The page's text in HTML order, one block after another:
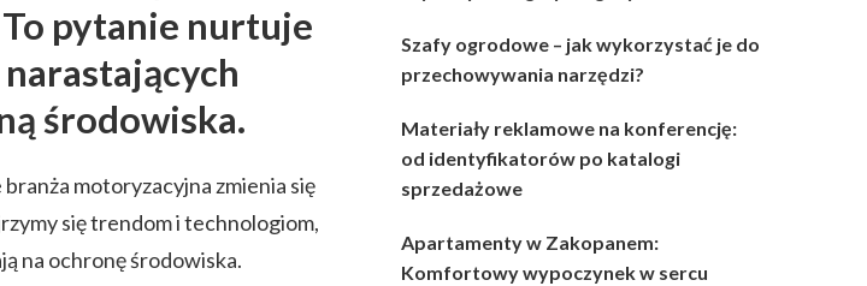
pytanie nurtuje
narastających
środowiska.
motoryzacyjna zmienia się
się trendom i technologiom,
na ochronę środowiska.
Szafy ogrodowe – jak wykorzystać je do
przechowywania narzędzi?
Materiały reklamowe na konferencję:
od identyfikatorów po katalogi
sprzedażowe
Apartamenty w Zakopanem:
Komfortowy wypoczynek w sercu